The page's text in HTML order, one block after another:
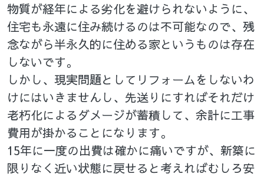
物質が経年による劣化を避けられないように、
住宅も永遠に住み続けるのは不可能なので、残
念ながら半永久的に住める家というものは存在
しないです。
しかし、現実問題としてリフォームをしないわ
けにはいきませんし、先送りにすればそれだけ
老朽化によるダメージが蓄積して、余計に工事
費用が掛かることになります。
15年に一度の出費は確かに痛いですが、新築に
限りなく近い状態に戻せると考えればむしろ安